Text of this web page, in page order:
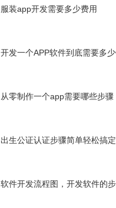
服装app开发需要多少费用
开发一个APP软件到底需要多
从零制作一个app需要哪些步骤
出生公证认证️步骤简单轻松搞定